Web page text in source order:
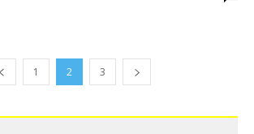
1 2 3